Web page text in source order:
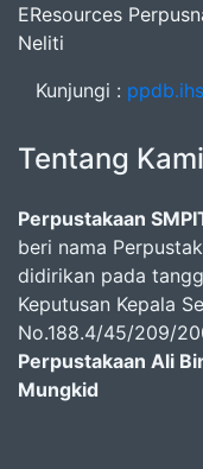
EResources
Neliti
Kunjungi :
Tentang Kami
Perpustakaan
beri nama
didirikan pada
Keputusan Kepala
No.188.4/45/209/
Perpustakaan Ali
Mungkid